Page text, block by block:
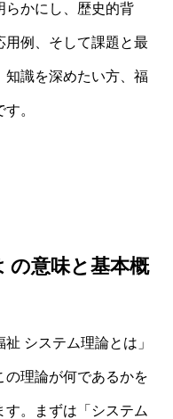
らかにし、歴史的背
用例、そして課題と最
知識を深めたい方、福
。
の意味と基本概
システム理論とは」
の理論が何であるかを
す。まずは「システム